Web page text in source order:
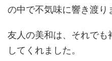
の中で不気味に響き渡り
友人の美和は、それでも
してくれました。